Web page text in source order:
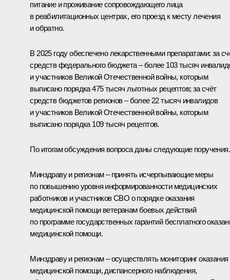
питание и проживание сопровождающего лица
в реабилитационных центрах, его проезд к месту лечения
и обратно.
В 2025 году обеспечено лекарственными препаратами: за
средств федерального бюджета – более 103 тысяч
и участников Великой Отечественной войны, которым
выписано порядка 475 тысяч льготных рецептов; за счёт
средств бюджетов регионов – более 22 тысяч инвалидов
и участников Великой Отечественной войны, которым
выписано порядка 109 тысяч рецептов.
По итогам обсуждения вопроса даны следующие поручения.
Минздраву и регионам – принять исчерпывающие меры
по повышению уровня информированности медицинских
работников и участников СВО о порядке оказания
медицинской помощи ветеранам боевых действий
по программе государственных гарантий бесплатного
медицинской помощи.
Минздраву и регионам – осуществлять мониторинг оказания
медицинской помощи, диспансерного наблюдения,